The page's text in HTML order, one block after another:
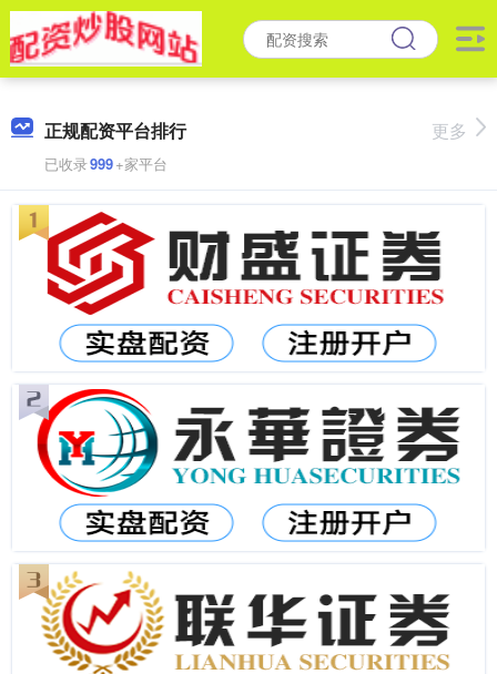
正规配资平台排行
已收录999+家平台
更多